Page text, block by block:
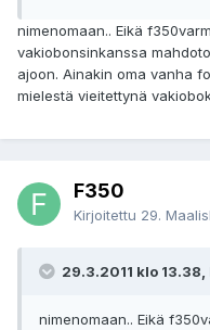
nimenomaan.. Eikä
vakiobonsinkanssa
ajoon. Ainakin oma vanha
mielestä vieitettynä
F350
Kirjoitettu 29.
29.3.2011 klo
nimenomaan.. Eikä